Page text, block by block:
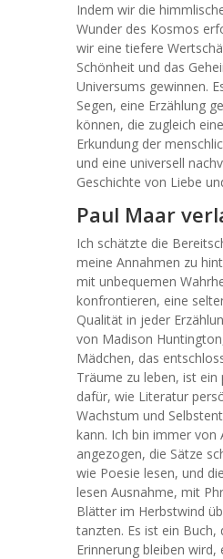
Indem wir die
Wunder des Kosmos
wir eine tiefere
Schönheit und das
Universums gewinnen.
Segen, eine Erzählung
können, die zugleich
Erkundung der
und eine universell
Geschichte von Liebe
Paul Maar
Ich schätzte die
meine Annahmen zu
mit unbequemen
konfrontieren, eine
Qualität in jeder
von Madison
Mädchen, das
Träume zu leben, ist ein
dafür, wie Literatur
Wachstum und
kann. Ich bin immer von
angezogen, die Sätze
wie Poesie lesen, und
lesen Ausnahme, mit
Blätter im Herbstwind
tanzten. Es ist ein Buch,
Erinnerung bleiben wird,